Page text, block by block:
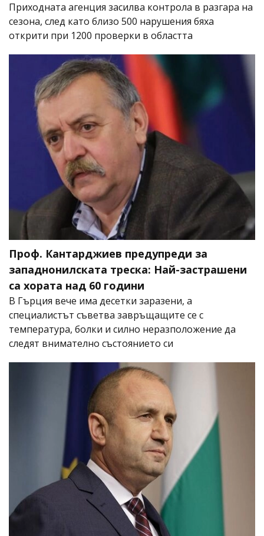
Приходната агенция засилва контрола в разгара на
сезона, след като близо 500 нарушения бяха
открити при 1200 проверки в областта
Проф. Кантарджиев предупреди за
западнонилската треска: Най-застрашени
са хората над 60 години
В Гърция вече има десетки заразени, а
специалистът съветва завръщащите се с
температура, болки и силно неразположение да
следят внимателно състоянието си